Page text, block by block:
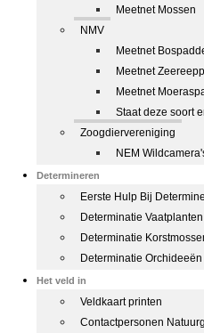
Meetnet Mossen
NMV
Meetnet
Meetnet
Meetnet
Staat deze soort
Zoogdiervereniging
NEM
Determineren
Eerste Hulp Bij
Determinatie Vaatplanten
Determinatie
Determinatie Orchideeën
Het veld in
Veldkaart printen
Contactpersonen